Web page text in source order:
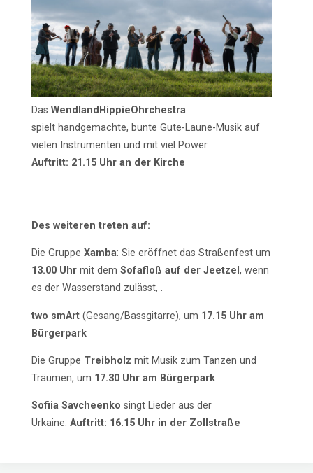
Das WendlandHippieOhrchestra
spielt handgemachte, bunte Gute-Laune-Musik auf
vielen Instrumenten und mit viel Power.
Auftritt: 21.15 Uhr an der Kirche
Des weiteren treten auf:
Die Gruppe Xamba: Sie eröffnet das Straßenfest um
13.00 Uhrmit dem Sofafloß auf der Jeetzel , wenn
es der Wasserstand zulässt, .
two smArt (Gesang/Bassgitarre), um 17.15 Uhr am
Bürgerpark
Die Gruppe Treibholz mit Musik zum Tanzen und
Träumen, um 17.30 Uhr am Bürgerpark
Sofiia Savcheenko singt Lieder aus der
Urkaine. Auftritt: 16.15 Uhr in der Zollstraße